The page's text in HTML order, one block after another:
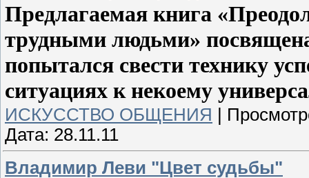
Предлагаемая книга
трудными людьми»
попытался свести технику
ситуациях к некоему
ИСКУССТВО ОБЩЕНИЯ
Дата: 28.11.11
Владимир Леви "Цвет судьбы"